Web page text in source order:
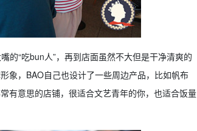
的“吃bun人”，再到店面虽然不大但是干净清爽的
象，BAO自己也设计了一些周边产品，比如帆布
有意思的店铺，很适合文艺青年的你，也适合饭量